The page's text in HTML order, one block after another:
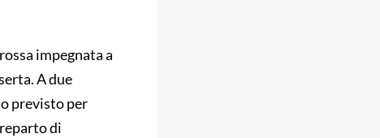
impegnata a
A due
previsto per
di